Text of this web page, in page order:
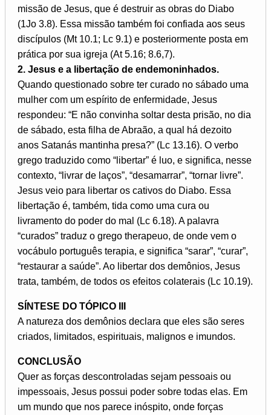
missão de Jesus, que é destruir as obras do Diabo
(1Jo 3.8). Essa missão também foi confiada aos seus
discípulos (Mt 10.1; Lc 9.1) e posteriormente posta em
prática por sua igreja (At 5.16; 8.6,7).
2. Jesus e a libertação de endemoninhados.
Quando questionado sobre ter curado no sábado uma
mulher com um espírito de enfermidade, Jesus
respondeu: “E não convinha soltar desta prisão, no dia
de sábado, esta filha de Abraão, a qual há dezoito
anos Satanás mantinha presa?” (Lc 13.16). O verbo
grego traduzido como “libertar” é luo, e significa, nesse
contexto, “livrar de laços”, “desamarrar”, “tornar livre”.
Jesus veio para libertar os cativos do Diabo. Essa
libertação é, também, tida como uma cura ou
livramento do poder do mal (Lc 6.18). A palavra
“curados” traduz o grego therapeuo, de onde vem o
vocábulo português terapia, e significa “sarar”, “curar”,
“restaurar a saúde”. Ao libertar dos demônios, Jesus
trata, também, de todos os efeitos colaterais (Lc 10.19).
SÍNTESE DO TÓPICO III
A natureza dos demônios declara que eles são seres
criados, limitados, espirituais, malignos e imundos.
CONCLUSÃO
Quer as forças descontroladas sejam pessoais ou
impessoais, Jesus possui poder sobre todas elas. Em
um mundo que nos parece inóspito, onde forças